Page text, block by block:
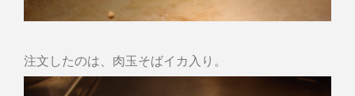
注文したのは、肉玉そばイカ入り。